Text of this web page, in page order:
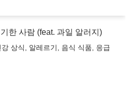
한 사람 (feat. 과일 알러지)
강 상식 알레르기 음식 식품
응급